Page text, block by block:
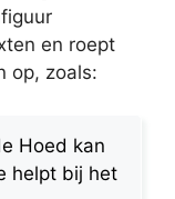
en roept
op, zoals:
Hoed kan
helpt bij het